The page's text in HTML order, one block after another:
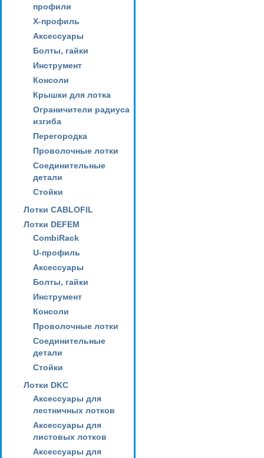
профили
X-профиль
Аксессуары
Болты, гайки
Инструмент
Консоли
Крышки для лотка
Ограничители радиуса
изгиба
Перегородка
Проволочные лотки
Соединительные
детали
Стойки
Лотки CABLOFIL
Лотки DEFEM
CombiRack
U-профиль
Аксессуары
Болты, гайки
Инструмент
Консоли
Проволочные лотки
Соединительные
детали
Стойки
Лотки DKC
Аксессуары для
лестничных лотков
Аксессуары для
листовых лотков
Аксессуары для